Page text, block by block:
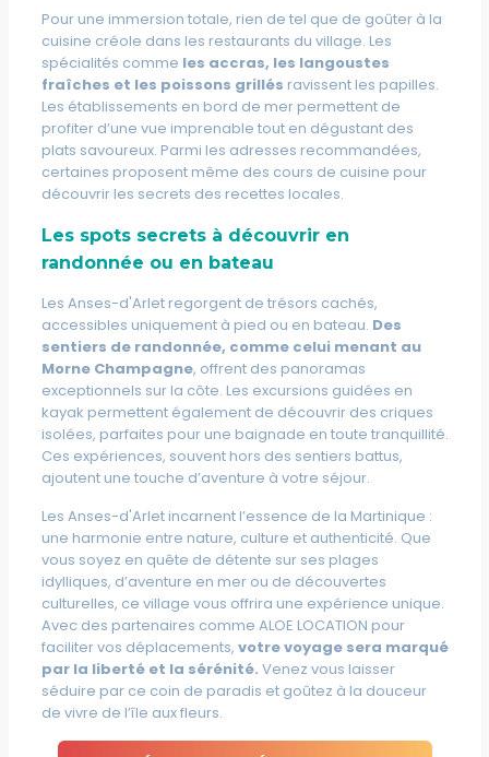
Pour une immersion totale, rien de tel que de goûter à la
cuisine créole dans les restaurants du village. Les
spécialités comme les accras, les langoustes
fraîches et les poissons grillés ravissent les papilles.
Les établissements en bord de mer permettent de
profiter d’une vue imprenable tout en dégustant des
plats savoureux. Parmi les adresses recommandées,
certaines proposent même des cours de cuisine pour
découvrir les secrets des recettes locales.
Les spots secrets à découvrir en
randonnée ou en bateau
Les Anses-d'Arlet regorgent de trésors cachés,
accessibles uniquement à pied ou en bateau. Des
sentiers de randonnée, comme celui menant au
Morne Champagne, offrent des panoramas
exceptionnels sur la côte. Les excursions guidées en
kayak permettent également de découvrir des criques
isolées, parfaites pour une baignade en toute tranquillité.
Ces expériences, souvent hors des sentiers battus,
ajoutent une touche d’aventure à votre séjour.
Les Anses-d'Arlet incarnent l’essence de la Martinique :
une harmonie entre nature, culture et authenticité. Que
vous soyez en quête de détente sur ses plages
idylliques, d’aventure en mer ou de découvertes
culturelles, ce village vous offrira une expérience unique.
Avec des partenaires comme ALOE LOCATION pour
faciliter vos déplacements, votre voyage sera marqué
par la liberté et la sérénité. Venez vous laisser
séduire par ce coin de paradis et goûtez à la douceur
de vivre de l’île aux fleurs.